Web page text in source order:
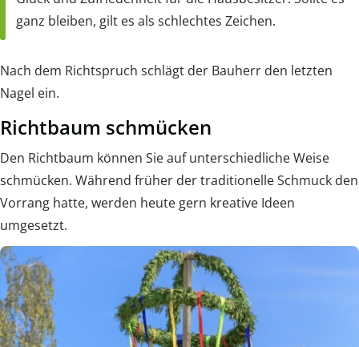
ganz bleiben, gilt es als schlechtes Zeichen.
Nach dem Richtspruch schlägt der Bauherr den letzten
Nagel ein.
Richtbaum schmücken
Den Richtbaum können Sie auf unterschiedliche Weise
schmücken. Während früher der traditionelle Schmuck den
Vorrang hatte, werden heute gern kreative Ideen
umgesetzt.